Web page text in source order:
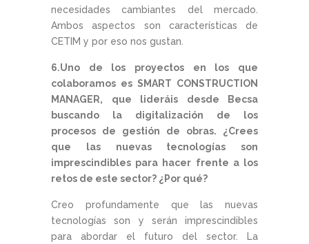
necesidades cambiantes del mercado.
Ambos aspectos son características de
CETIM y por eso nos gustan.
6.Uno de los proyectos en los que
colaboramos es SMART CONSTRUCTION
MANAGER, que lideráis desde Becsa
buscando la digitalización de los
procesos de gestión de obras. ¿Crees
que las nuevas tecnologías son
imprescindibles para hacer frente a los
retos de este sector? ¿Por qué?
Creo profundamente que las nuevas
tecnologías son y serán imprescindibles
para abordar el futuro del sector. La